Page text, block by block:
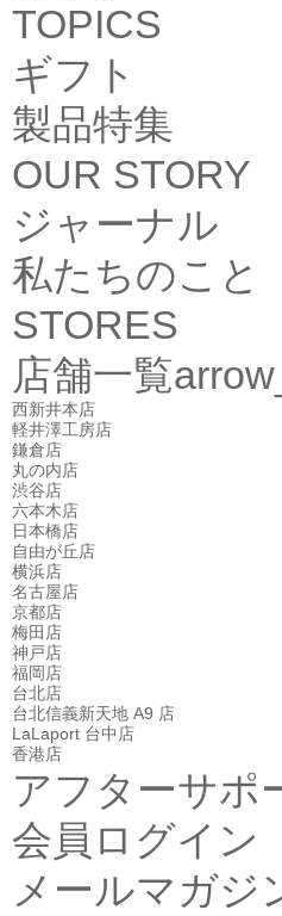
TOPICS
ギフト
製品特集
OUR STORY
ジャーナル
私たちのこと
STORES
店舗一覧
西新井本店
軽井澤工房店
鎌倉店
丸の内店
渋谷店
六本木店
日本橋店
自由が丘店
横浜店
名古屋店
京都店
梅田店
神戸店
福岡店
台北店
台北信義新天地 A9 店
LaLaport 台中店
香港店
アフターサポ
会員ログイン
メールマガジ